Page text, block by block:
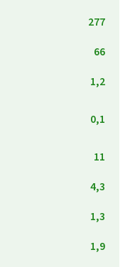
277
66
1,2
0,1
11
4,3
1,3
1,9